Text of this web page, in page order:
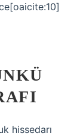
hissedarı